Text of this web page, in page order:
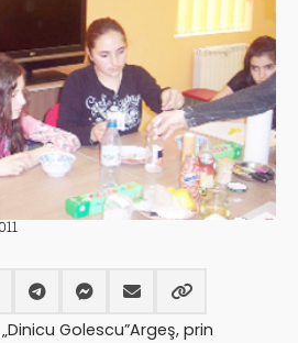
Golescu”Argeş, prin